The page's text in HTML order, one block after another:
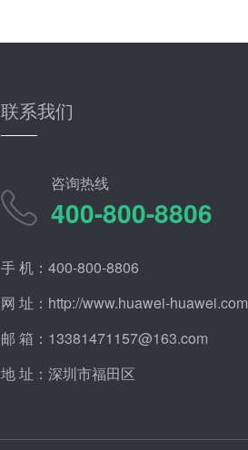
联系我们
咨询热线
400-800-8806
手 机：400-800-8806
网 址：http://www.huawei-huawei.com
邮 箱：13381471157@163.com
地 址：深圳市福田区